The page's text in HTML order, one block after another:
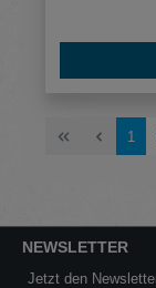
1
NEWSLETTER
Jetzt den